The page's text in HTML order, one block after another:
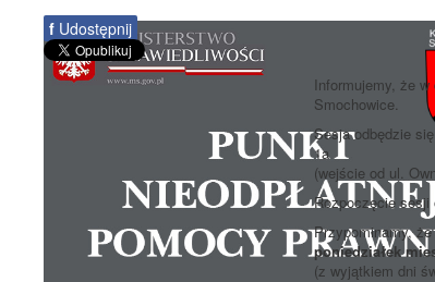
f Udostępnij
Informujemy, że
Smochowice.
Sesja odbędzie
1a
(wejście od ul.
Rozpoczęcie sesji
Przypominamy,
poniedziałek
(z wyjątkiem dni